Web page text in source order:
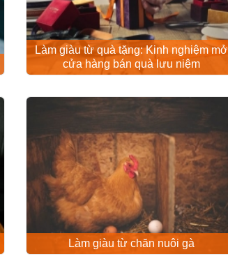
Làm giàu từ quà tặng: Kinh nghiệm mở
cửa hàng bán quà lưu niệm
Làm giàu từ chăn nuôi gà